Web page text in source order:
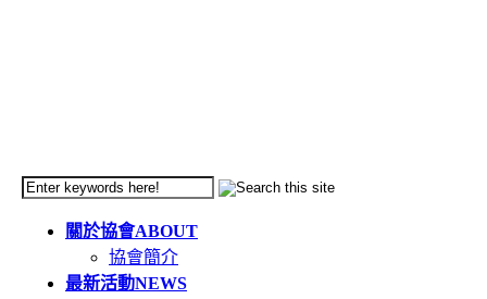
關於協會ABOUT
協會簡介
最新活動NEWS